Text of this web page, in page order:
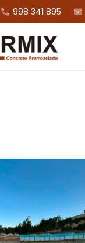
998 341 895